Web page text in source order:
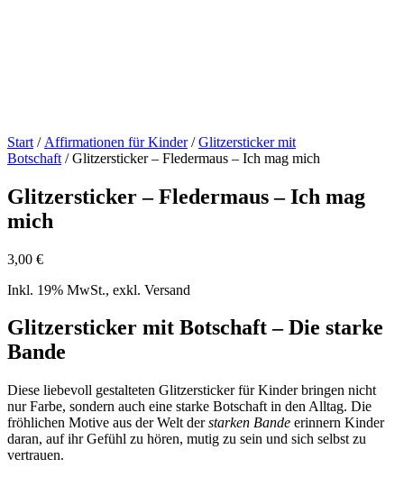
Start / Affirmationen für Kinder/Glitzersticker mit
Botschaft / Glitzersticker – Fledermaus – Ich mag mich
Glitzersticker – Fledermaus – Ich mag
mich
3,00 €
Inkl. 19% MwSt., exkl. Versand
Glitzersticker mit Botschaft – Die starke
Bande
Diese liebevoll gestalteten Glitzersticker für Kinder bringen nicht
nur Farbe, sondern auch eine starke Botschaft in den Alltag. Die
fröhlichen Motive aus der Welt derstarken Bande erinnern Kinder
daran, auf ihr Gefühl zu hören, mutig zu sein und sich selbst zu
vertrauen.